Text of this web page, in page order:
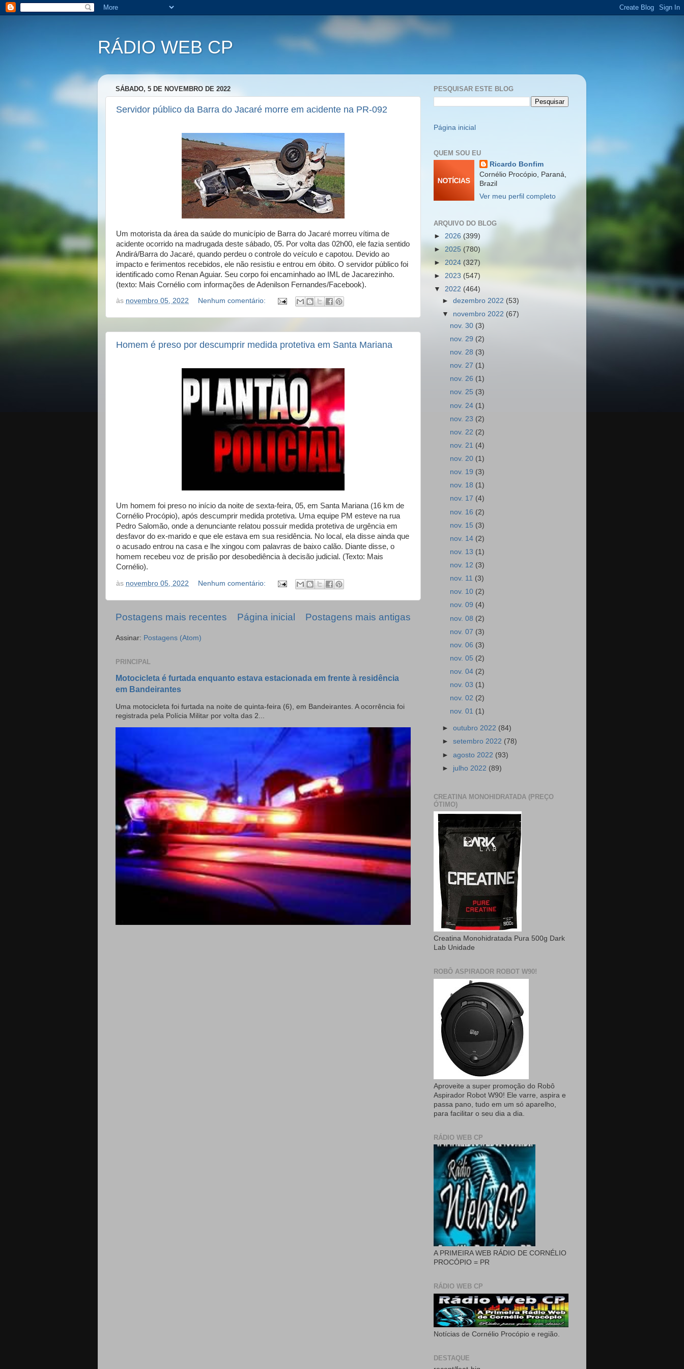
RÁDIO WEB CP
SÁBADO, 5 DE NOVEMBRO DE 2022
Servidor público da Barra do Jacaré morre em acidente na PR-092
Um motorista da área da saúde do município de Barra do Jacaré morreu vítima de
acidente ocorrido na madrugada deste sábado, 05. Por volta das 02h00, ele fazia sentido
Andirá/Barra do Jacaré, quando perdeu o controle do veículo e capotou. Devido ao
impacto e ferimentos recebidos, ele não resistiu e entrou em óbito. O servidor público foi
identificado como Renan Aguiar. Seu corpo foi encaminhado ao IML de Jacarezinho.
(texto: Mais Cornélio com informações de Adenilson Fernandes/Facebook).
às novembro 05, 2022 Nenhum comentário:
Homem é preso por descumprir medida protetiva em Santa Mariana
Um homem foi preso no início da noite de sexta-feira, 05, em Santa Mariana (16 km de
Cornélio Procópio), após descumprir medida protetiva. Uma equipe PM esteve na rua
Pedro Salomão, onde a denunciante relatou possuir medida protetiva de urgência em
desfavor do ex-marido e que ele estava em sua residência. No local, ela disse ainda que
o acusado entrou na casa e lhe xingou com palavras de baixo calão. Diante disse, o
homem recebeu voz de prisão por desobediência à decisão judicial. (Texto: Mais
Cornélio).
às novembro 05, 2022 Nenhum comentário:
Postagens mais recentes Postagens mais antigas
Página inicial
Assinar: Postagens (Atom)
PRINCIPAL
Motocicleta é furtada enquanto estava estacionada em frente à residência
em Bandeirantes
Uma motocicleta foi furtada na noite de quinta-feira (6), em Bandeirantes. A ocorrência foi
registrada pela Polícia Militar por volta das 2...
PESQUISAR ESTE BLOG
Página inicial
QUEM SOU EU
Ricardo Bonfim
Cornélio Procópio, Paraná,
Brazil
Ver meu perfil completo
ARQUIVO DO BLOG
► 2026 (399)
► 2025 (780)
► 2024 (327)
► 2023 (547)
▼ 2022 (464)
►dezembro 2022 (53)
▼ novembro 2022 (67)
nov. 30 (3)
nov. 29 (2)
nov. 28 (3)
nov. 27 (1)
nov. 26 (1)
nov. 25 (3)
nov. 24 (1)
nov. 23 (2)
nov. 22 (2)
nov. 21 (4)
nov. 20 (1)
nov. 19 (3)
nov. 18 (1)
nov. 17 (4)
nov. 16 (2)
nov. 15 (3)
nov. 14 (2)
nov. 13 (1)
nov. 12 (3)
nov. 11 (3)
nov. 10 (2)
nov. 09 (4)
nov. 08 (2)
nov. 07 (3)
nov. 06 (3)
nov. 05 (2)
nov. 04 (2)
nov. 03 (1)
nov. 02 (2)
nov. 01 (1)
►outubro 2022 (84)
►setembro 2022 (78)
►agosto 2022 (93)
► julho 2022 (89)
CREATINA MONOHIDRATADA (PREÇO
ÓTIMO)
Creatina Monohidratada Pura 500g Dark
Lab Unidade
ROBÔ ASPIRADOR ROBOT W90!
Aproveite a super promoção do Robô
Aspirador Robot W90! Ele varre, aspira e
passa pano, tudo em um só aparelho,
para facilitar o seu dia a dia.
RÁDIO WEB CP
A PRIMEIRA WEB RÁDIO DE CORNÉLIO
PROCÓPIO = PR
RÁDIO WEB CP
Notícias de Cornélio Procópio e região.
DESTAQUE